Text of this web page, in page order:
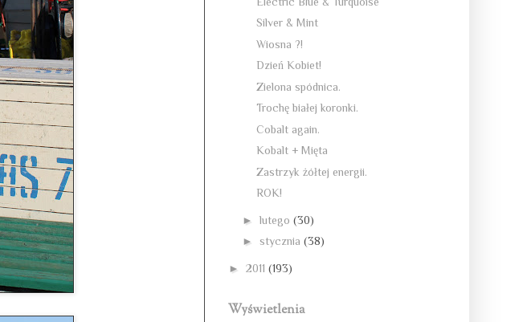
Silver & Mint
Wiosna ?!
Dzień Kobiet!
Zielona spódnica.
Trochę białej koronki.
Cobalt again.
Kobalt + Mięta
Zastrzyk żółtej energii.
ROK!
► lutego (30)
► stycznia (38)
► 2011 (193)
Wyświetlenia